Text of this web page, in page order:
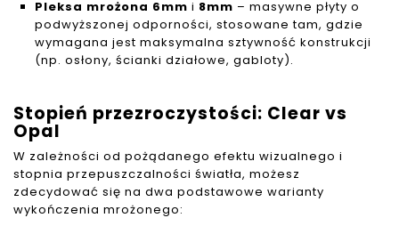
Pleksa mrożona 6mm i 8mm – masywne płyty o
podwyższonej odporności, stosowane tam, gdzie
wymagana jest maksymalna sztywność konstrukcji
(np. osłony, ścianki działowe, gabloty).
Stopień przezroczystości: Clear vs
Opal
W zależności od pożądanego efektu wizualnego i
stopnia przepuszczalności światła, możesz
zdecydować się na dwa podstawowe warianty
wykończenia mrożonego: